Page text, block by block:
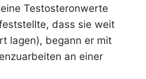
Testosteronwerte
dass sie weit
lagen), begann er mit
an einer